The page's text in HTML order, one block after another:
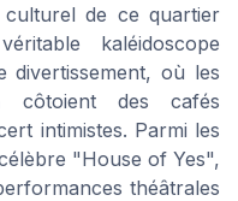
de ce quartier
kaléidoscope
divertissement, où les
côtoient des cafés
intimistes. Parmi les
"House of Yes",
théâtrales